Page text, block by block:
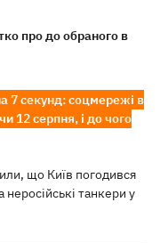
про до обраного в
7 секунд: соцмережі в
12 серпня, і до чого
що Київ погодився
неросійські танкери у